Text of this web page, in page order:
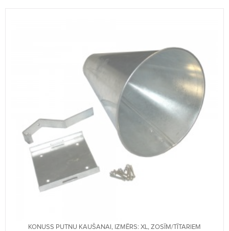
KONUSS PUTNU KAUŠANAI, IZMĒRS: XL, ZOSĪM/TĪTARIEM